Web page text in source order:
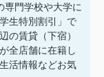
専門学校や大学に
生特別割引」で
の賃貸（下宿）
全店舗に在籍し
活情報などお気